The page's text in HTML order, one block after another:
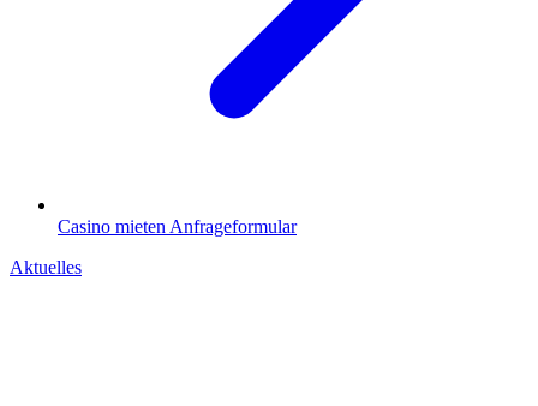
Casino mieten Anfrageformular
Aktuelles